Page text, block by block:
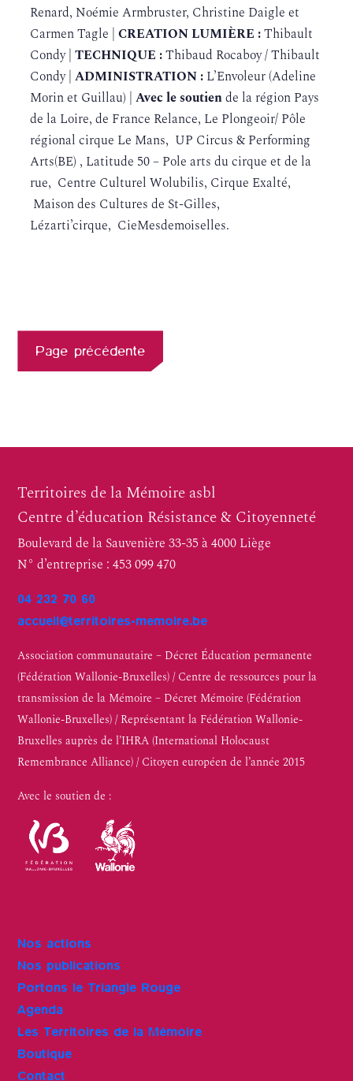
Renard, Noémie Armbruster, Christine Daigle et
Carmen Tagle |CREATION LUMIÈRE : Thibault
Condy |TECHNIQUE : Thibaud Rocaboy / Thibault
Condy |ADMINISTRATION : L’Envoleur (Adeline
Morin et Guillau) |Avec le soutien de la région Pays
de la Loire, de France Relance, Le Plongeoir/ Pôle
régional cirque Le Mans, UP Circus & Performing
Arts(BE) , Latitude 50 – Pole arts du cirque et de la
rue, Centre Culturel Wolubilis, Cirque Exalté,
Maison des Cultures de St-Gilles,
Lézarti’cirque, CieMesdemoiselles.
Page précédente
Territoires de la Mémoire asbl
Centre d’éducation Résistance & Citoyenneté
Boulevard de la Sauvenière 33-35 à 4000 Liège
N° d’entreprise : 453 099 470
04 232 70 60
accueil@territoires-memoire.be
Association communautaire – Décret Éducation permanente
(Fédération Wallonie-Bruxelles) / Centre de ressources pour la
transmission de la Mémoire – Décret Mémoire (Fédération
Wallonie-Bruxelles) / Représentant la Fédération Wallonie-
Bruxelles auprès de l’IHRA (International Holocaust
Remembrance Alliance) / Citoyen européen de l’année 2015
Avec le soutien de :
Nos actions
Nos publications
Portons le Triangle Rouge
Agenda
Les Territoires de la Mémoire
Boutique
Contact